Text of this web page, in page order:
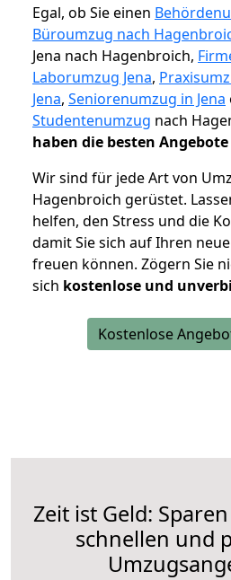
Egal, ob Sie einen
Büroumzug nach
Jena nach Hagenbroich,
Laborumzug Jena,
Jena, Seniorenumzug in Jena
Studentenumzug nach
haben die besten Angebote
Wir sind für jede Art von
Hagenbroich gerüstet.
helfen, den Stress und die
damit Sie sich auf Ihren
freuen können. Zögern Sie
sich kostenlose und
Kostenlose
Zeit ist Geld:
schnellen und